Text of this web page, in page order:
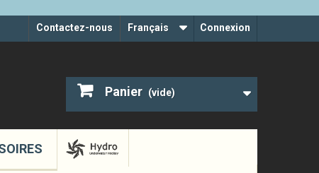
Connexion
Français
Contactez-nous
Panier (vide)